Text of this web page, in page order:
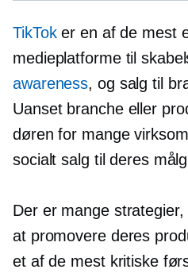
TikToker en af ​​de mest
medieplatforme til
awareness, og salg til
Uanset branche eller
døren for mange
socialt salg til deres
Der er mange
at promovere deres
et af de mest kritiske